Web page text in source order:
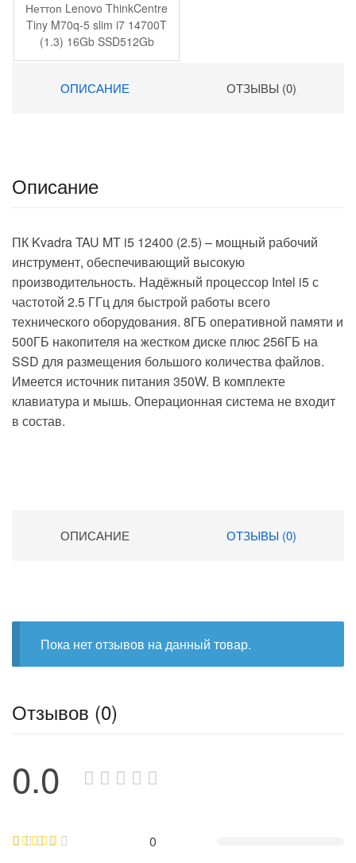
Неттоп Lenovo ThinkCentre
Tiny M70q-5 slim i7 14700T
(1.3) 16Gb SSD512Gb
UHDG 770 без ОС GbitEth
клавиатура черный
ОПИСАНИЕ ОТЗЫВЫ (0)
Описание
ПК Kvadra TAU MT i5 12400 (2.5) – мощный рабочий
инструмент, обеспечивающий высокую
производительность. Надёжный процессор Intel i5 с
частотой 2.5 ГГц для быстрой работы всего
технического оборудования. 8ГБ оперативной памяти и
500ГБ накопителя на жестком диске плюс 256ГБ на
SSD для размещения большого количества файлов.
Имеется источник питания 350W. В комплекте
клавиатура и мышь. Операционная система не входит
в состав.
ОПИСАНИЕ ОТЗЫВЫ (0)
Пока нет отзывов на данный товар.
Отзывов (0)
0.0
0